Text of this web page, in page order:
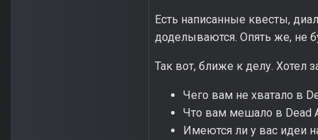
Есть написанные квесты,
доделываются. Опять же, не
Так вот, ближе к делу. Хотел
Чего вам не хватало в
Что вам мешало в Dead
Имеются ли у вас идеи